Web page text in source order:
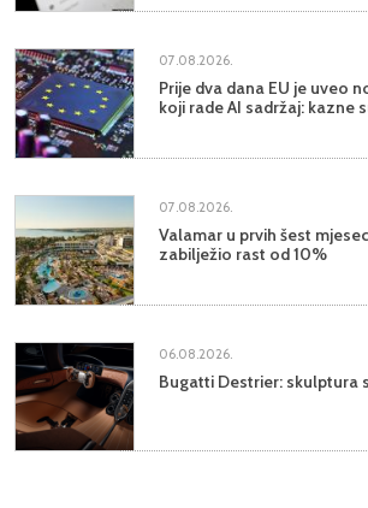
07.08.2026.
Prije dva dana EU je uveo
koji rade AI sadržaj: kazne
07.08.2026.
Valamar u prvih šest
zabilježio rast od 10%
06.08.2026.
Bugatti Destrier: skulptura